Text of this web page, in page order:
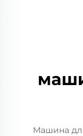
Машина